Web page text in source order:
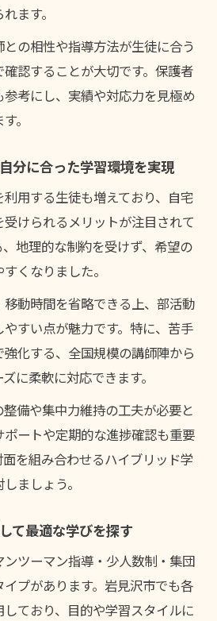
ます。
の相性や指導方法が生徒に合う
認することが大切です。保護者
考にし、実績や対応力を見極め
。
分に合った学習環境を実現
用する生徒も増えており、自宅
けられるメリットが注目されて
地理的な制約を受けず、希望の
くなりました。
動時間を省略できる上、部活動
すい点が魅力です。特に、苦手
化する、全国規模の講師陣から
に柔軟に対応できます。
備や集中力維持の工夫が必要と
ートや定期的な進捗確認も重要
を組み合わせるハイブリッド学
ましょう。
て最適な学びを探す
ツーマン指導・少人数制・集団
プがあります。岩見沢市でも各
ており、目的や学習スタイルに